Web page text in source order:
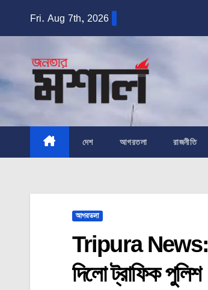
Fri. Aug 7th, 2026
দেশ আগরতলা রাজনীতি
আগরতলা
Tripura News:
দিলো ট্রাফিক